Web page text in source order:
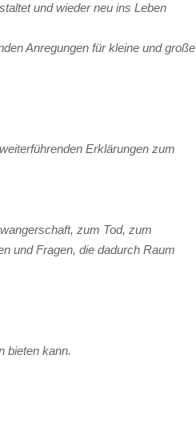
und wieder neu ins Leben
Anregungen für kleine und große
Erklärungen zum
zum Tod, zum
und Fragen, die dadurch Raum
bieten kann.